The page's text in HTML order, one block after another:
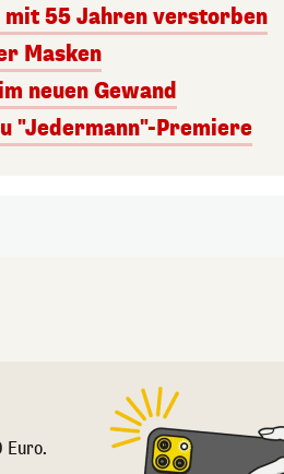
55 Jahren verstorben
Masken
neuen Gewand
"Jedermann"-Premiere
Euro.